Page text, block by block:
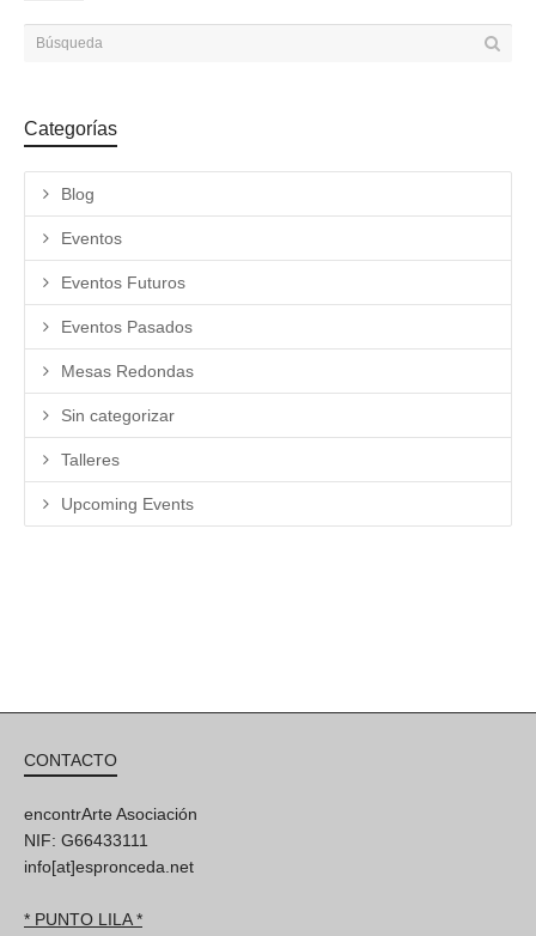
Categorías
Blog
Eventos
Eventos Futuros
Eventos Pasados
Mesas Redondas
Sin categorizar
Talleres
Upcoming Events
CONTACTO
encontrArte Asociación
NIF: G66433111
info[at]espronceda.net
* PUNTO LILA *